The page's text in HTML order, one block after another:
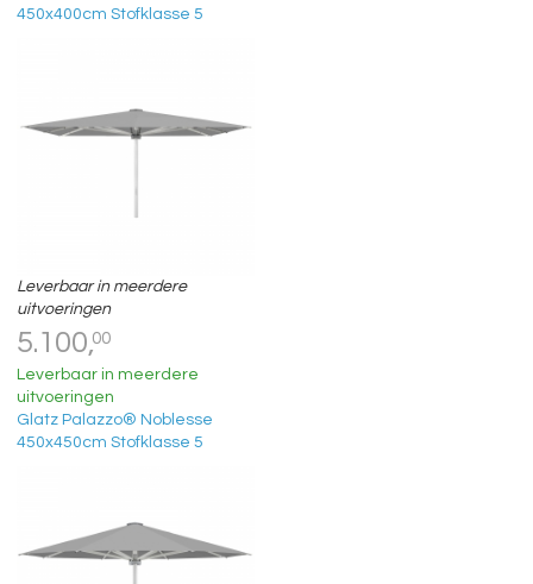
450x400cm Stofklasse 5
Leverbaar in meerdere
uitvoeringen
5.100,00
Leverbaar in meerdere
uitvoeringen
Glatz Palazzo® Noblesse
450x450cm Stofklasse 5